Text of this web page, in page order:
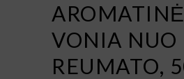
AROMATINĖ
VONIA NUO
REUMATO,